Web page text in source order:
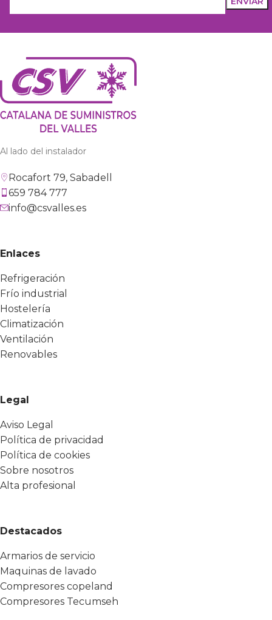
Al lado del instalador
Rocafort 79, Sabadell
659 784 777
info@csvalles.es
Enlaces
Refrigeración
Frío industrial
Hostelería
Climatización
Ventilación
Renovables
Legal
Aviso Legal
Política de privacidad
Política de cookies
Sobre nosotros
Alta profesional
Destacados
Armarios de servicio
Maquinas de lavado
Compresores copeland
Compresores Tecumseh